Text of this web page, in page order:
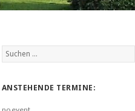
Suchen
nach:
ANSTEHENDE TERMINE: